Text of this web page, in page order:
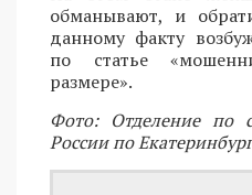
обманывают, и
данному факту
по статье
размере».
Фото: Отделение
России по Екатеринбург